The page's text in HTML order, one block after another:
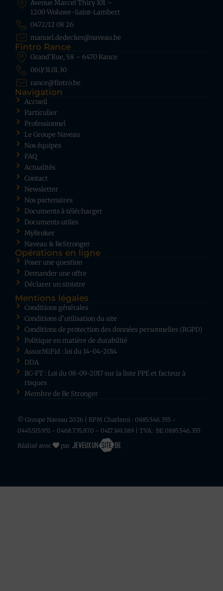
Avenue Marcel Thiry 101 –
1200 Woluwe-Saint-Lambert
0472/12 08 26
manuel.dedecker@naveau.be
Fintro Rance
Grand’Rue, 58 – 6470 Rance
060/31.01.30
rance@fintro.be
Navigation
Accueil
Particulier
Professionnel
Le Groupe Naveau
Nos équipes
FAQ
Actualités
Contact
Newsletter
Nos partenaires
Documents à télécharger
Documents utiles
MyBroker
Naveau & BeStronger
Opérations en ligne
Poser une question
Demander une offre
Déclarer un sinistre
Mentions légales
Conditions générales
Conditions d’utilisation du site
Conditions de protection des données personnelles (RGPD)
Politique en matière de durabilité
AssurMiFid : loi du 14-04-2014
DDA
BC-FT : Loi du 08-09-2017 sur la liste PPE et facteur à
risques
Membre de Be Stronger
© Groupe Naveau 2026 | RPM Charleroi : 0885.546.355 -
0445.515.951 - 0468.735.870 - 0417.149.389 | TVA : BE 0885.546.355
Réalisé avec par